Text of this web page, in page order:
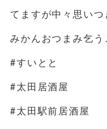
てますが中々思い
みかんおつまみ乞う
#すいとと
#太田居酒屋
#太田駅前居酒屋